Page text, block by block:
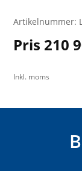
Artikelnummer:
Pris 210
Inkl. moms